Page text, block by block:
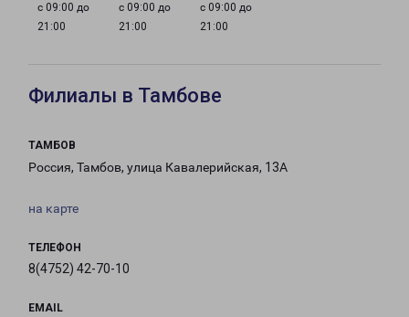
с 09:00 до
21:00
с 09:00 до
21:00
с 09:00 до
21:00
Филиалы в Тамбове
ТАМБОВ
Россия, Тамбов, улица Кавалерийская, 13А
на карте
ТЕЛЕФОН
8(4752) 42-70-10
EMAIL